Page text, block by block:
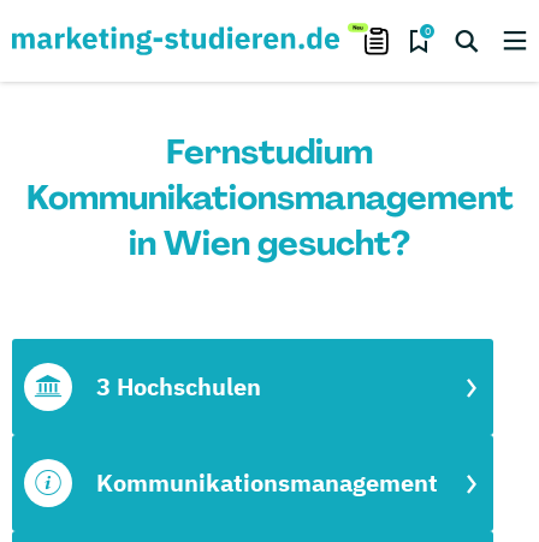
0
Fernstudium
Kommunikationsmanagement
in Wien gesucht?
Kommunikationsmanagement
3 Hochschulen